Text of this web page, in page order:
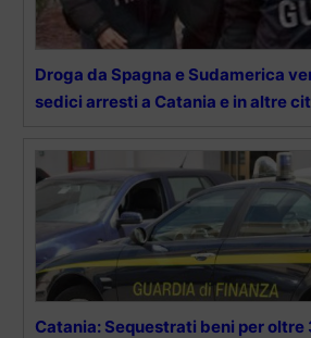
Droga da Spagna e Sudamerica
sedici arresti a Catania e in altre
Catania: Sequestrati beni per oltre